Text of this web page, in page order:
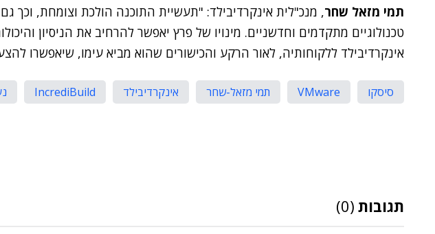
תמי מזאל שחר, מנכ"לית אינקרדיבילד: "תעשיית התוכנה הולכת וצומחת, וכך
טכנולוגיים מתקדמים וחדשניים. מינויו של פרץ יאפשר להרחיב את הניסיון
אינקרדיבילד ללקוחותיה, לאור הרקע והכישורים שהוא מביא עימו, שיאפשרו
סיסקו VMware תמי מזאל-שחר אינקרדיבילד IncrediBuild
תגובות (0)